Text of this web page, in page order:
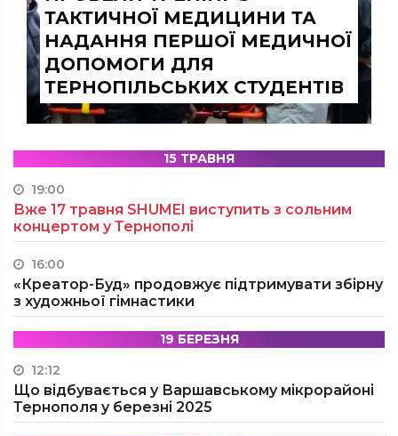
ТАКТИЧНОЇ МЕДИЦИНИ ТА
НАДАННЯ ПЕРШОЇ МЕДИЧНОЇ
ДОПОМОГИ ДЛЯ
ТЕРНОПІЛЬСЬКИХ СТУДЕНТІВ
15 ТРАВНЯ
19:00
Вже 17 травня SHUMEI виступить з сольним
концертом у Тернополі
16:00
«Креатор-Буд» продовжує підтримувати збірну
з художньої гімнастики
19 БЕРЕЗНЯ
12:12
Що відбувається у Варшавському мікрорайоні
Тернополя у березні 2025